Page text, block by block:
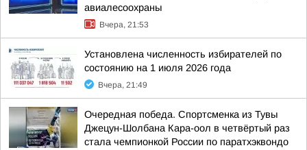
авиалесоохраны
Вчера, 21:53
Установлена численность избирателей по
состоянию на 1 июля 2026 года
Вчера, 21:49
Очередная победа. Спортсменка из Тувы
Джецун-Шолбана Кара-оол в четвёртый раз
стала чемпионкой России по паратхэквондо